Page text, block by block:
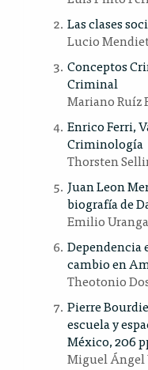
Las clases
Lucio
Conceptos
Criminal
Mariano Ruíz
Enrico Ferri,
Criminología
Thorsten
Juan Leon
biografía de
Emilio Uranga
Dependencia
cambio en
Theotonio
Pierre
escuela y
México, 206
Miguel Ángel